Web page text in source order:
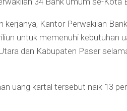
kerjanya, Kantor Perwakilan
untuk memenuhi kebutuhan
dan Kabupaten Paser
uang kartal tersebut naik 13